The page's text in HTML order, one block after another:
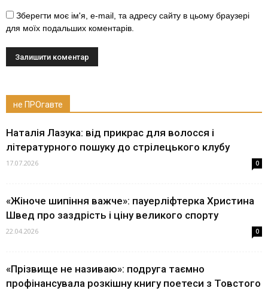
Зберегти моє ім'я, e-mail, та адресу сайту в цьому браузері
для моїх подальших коментарів.
не ПРОгавте
Наталія Лазука: від прикрас для волосся і
літературного пошуку до стрілецького клубу
17.07.2026 0
«Жіноче шипіння важче»: пауерліфтерка Христина
Швед про заздрість і ціну великого спорту
22.04.2026 0
«Прізвище не називаю»: подруга таємно
профінансувала розкішну книгу поетеси з Товстого